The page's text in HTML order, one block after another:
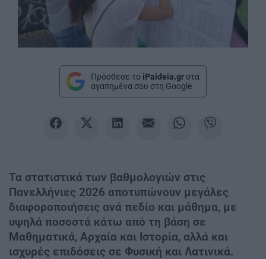
Πρόσθεσε το iPaideia.gr στα
αγαπημένα σου στη Google
Τα στατιστικά των βαθμολογιών στις
Πανελλήνιες 2026 αποτυπώνουν μεγάλες
διαφοροποιήσεις ανά πεδίο και μάθημα, με
υψηλά ποσοστά κάτω από τη βάση σε
Μαθηματικά, Αρχαία και Ιστορία, αλλά και
ισχυρές επιδόσεις σε Φυσική και Λατινικά.